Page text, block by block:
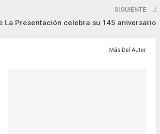
SIGUIENTE
La Presentación celebra su 145 aniversario
Más Del Autor